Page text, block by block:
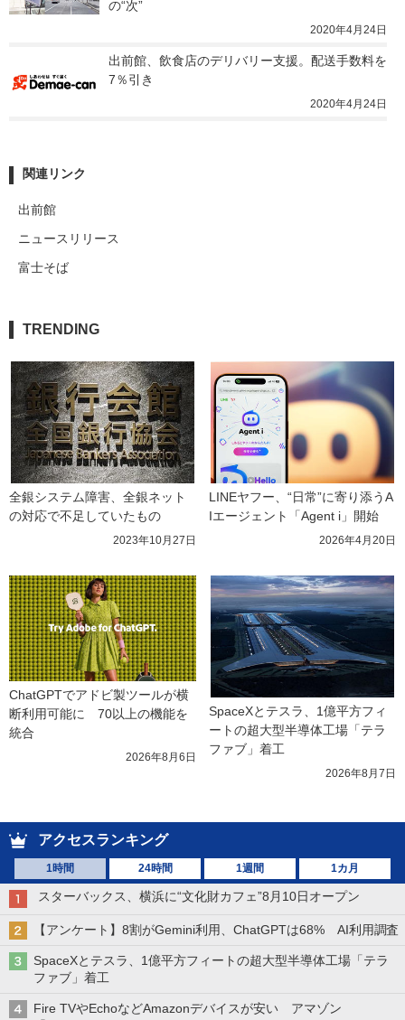
の“次”
2020年4月24日
出前館、飲食店のデリバリー支援。配送手数料を
7％引き
2020年4月24日
関連リンク
出前館
ニュースリリース
富士そば
TRENDING
全銀システム障害、全銀ネット
の対応で不足していたもの
2023年10月27日
LINEヤフー、“日常”に寄り添うA
Iエージェント「Agent i」開始
2026年4月20日
ChatGPTでアドビ製ツールが横
断利用可能に　70以上の機能を
統合
2026年8月6日
SpaceXとテスラ、1億平方フィ
ートの超大型半導体工場「テラ
ファブ」着工
2026年8月7日
アクセスランキング
1時間 24時間 1週間 1カ月
スターバックス、横浜に“文化財カフェ”8月10日オープン
【アンケート】8割がGemini利用、ChatGPTは68% AI利用調査
SpaceXとテスラ、1億平方フィートの超大型半導体工場「テラ
ファブ」着工
Fire TVやEchoなどAmazonデバイスが安い アマゾン